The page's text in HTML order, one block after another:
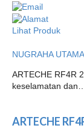
Lihat Produk
NUGRAHA UTAMA
ARTECHE RF4R
keselamatan dan…
ARTECHE